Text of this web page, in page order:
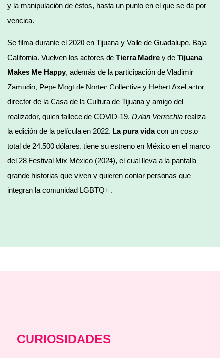
y la manipulación de éstos, hasta un punto en el que se da por
vencida.
Se filma durante el 2020 en Tijuana y Valle de Guadalupe, Baja
California. Vuelven los actores de Tierra Madre y de Tijuana
Makes Me Happy, además de la participación de Vladimir
Zamudio, Pepe Mogt de Nortec Collective y Hebert Axel actor,
director de la Casa de la Cultura de Tijuana y amigo del
realizador, quien fallece de COVID-19. Dylan Verrechia realiza
la edición de la película en 2022. La pura vidacon un costo
total de 24,500 dólares, tiene su estreno en México en el marco
del 28 Festival Mix México (2024), el cual lleva a la pantalla
grande historias que viven y quieren contar personas que
integran la comunidad LGBTQ+ .
CURIOSIDADES